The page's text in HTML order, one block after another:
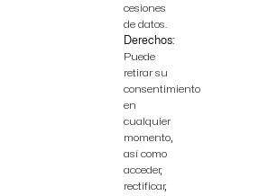
cesiones
de datos.
Derechos:
Puede
retirar su
consentimiento
en
cualquier
momento,
así como
acceder,
rectificar,